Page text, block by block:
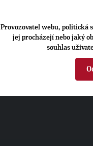
Provozovatel webu, politická
jej procházejí nebo jaký
souhlas